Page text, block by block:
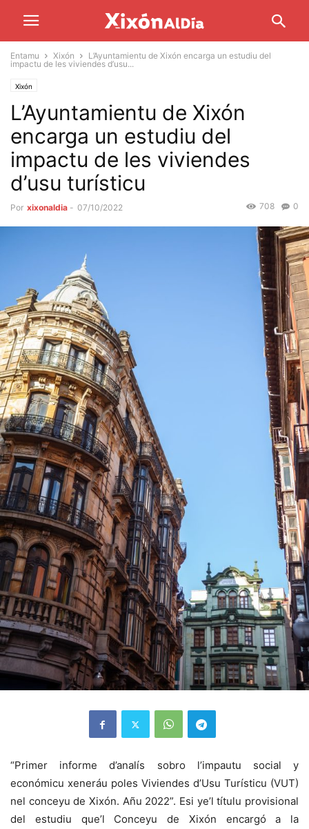
Entamu Xixón
L’Ayuntamientu de Xixón encarga un estudiu del
impactu de les viviendes d’usu...
Xixón
L’Ayuntamientu de Xixón
encarga un estudiu del
impactu de les viviendes
d’usu turísticu
Por xixonaldia - 07/10/2022 0
708
“Primer informe d’analís sobro l’impautu social y
económicu xeneráu poles Viviendes d’Usu Turísticu (VUT)
nel conceyu de Xixón. Añu 2022”. Esi ye’l títulu provisional
del estudiu que’l Conceyu de Xixón encargó a la